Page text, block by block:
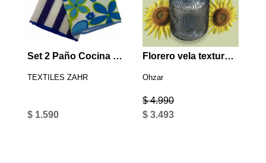
Set 2 Paño Cocina Microfibra Azul
TEXTILES ZAHR
$ 1.590
Florero vela textura negro
Ohzar
$ 4.990
$ 3.493